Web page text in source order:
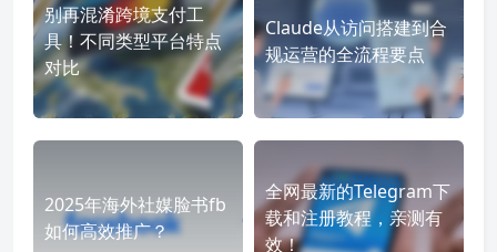
别再混淆跨境支付工
具！不同类型平台特点
对比
Claude从访问搭建到合
规运营的全流程要点
2025年海外社媒脸书fb
如何高效推广？
全网最新的Telegram下
载和注册教程，亲测有
效！